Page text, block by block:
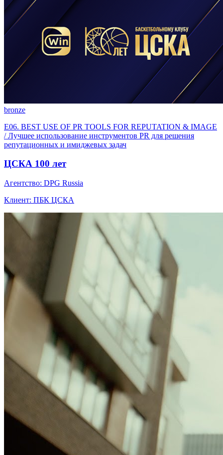
bronze
E06. BEST USE OF PR TOOLS FOR REPUTATION & IMAGE
/ Лучшее использование инструментов PR для решения
репутационных и имиджевых задач
ЦСКА 100 лет
Агентство: DPG Russia
Клиент: ПБК ЦСКА